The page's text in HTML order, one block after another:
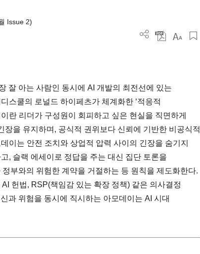
Issue 2)
잘 아는 사람인 동시에 AI 개발의 최전선에 있는
스쿨의 로널드 하이페츠가 체계화한 ‘적응적
란 리더가 구성원이 회피하고 싶은 현실을 직면하게
장을 유지하며, 공식적 권위보다 신뢰에 기반한 비공식적
이는 안전 조치와 상업적 압력 사이의 긴장을 숨기지
, 슬랙 에세이로 정답을 주는 대신 집단 토론을
부와의 위험한 계약을 거절하는 등 원칙을 제도화한다.
헌법, RSP(책임감 있는 확장 정책) 같은 의사결정
과 위험을 동시에 직시하는 아모데이는 AI 시대